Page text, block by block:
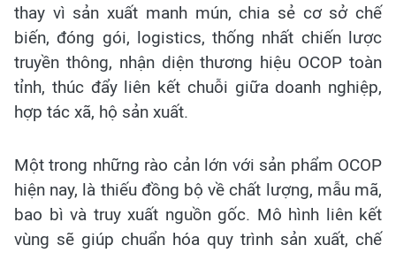
thay vì sản xuất manh mún, chia sẻ cơ sở chế
biến, đóng gói, logistics, thống nhất chiến lược
truyền thông, nhận diện thương hiệu OCOP toàn
tỉnh, thúc đẩy liên kết chuỗi giữa doanh nghiệp,
hợp tác xã, hộ sản xuất.
Một trong những rào cản lớn với sản phẩm OCOP
hiện nay, là thiếu đồng bộ về chất lượng, mẫu mã,
bao bì và truy xuất nguồn gốc. Mô hình liên kết
vùng sẽ giúp chuẩn hóa quy trình sản xuất, chế